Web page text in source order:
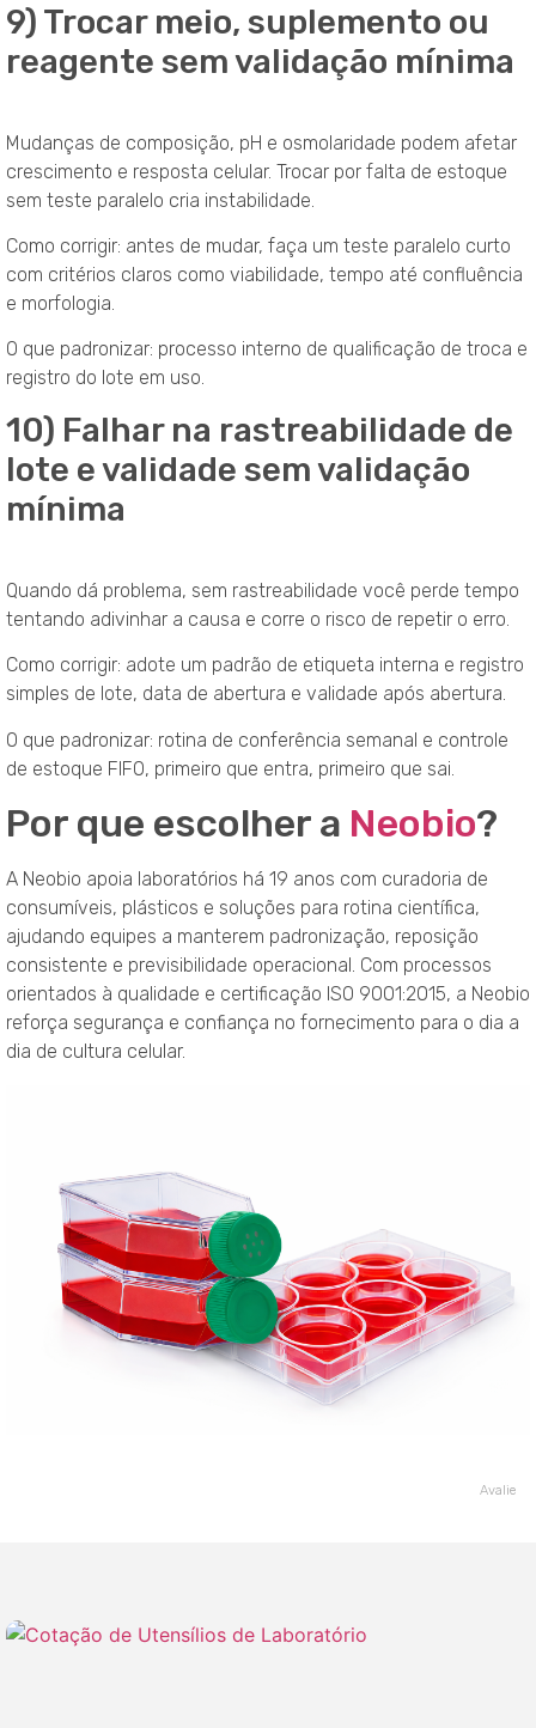
9) Trocar meio, suplemento ou
reagente sem validação mínima
Mudanças de composição, pH e osmolaridade podem afetar
crescimento e resposta celular. Trocar por falta de estoque
sem teste paralelo cria instabilidade.
Como corrigir: antes de mudar, faça um teste paralelo curto
com critérios claros como viabilidade, tempo até confluência
e morfologia.
O que padronizar: processo interno de qualificação de troca e
registro do lote em uso.
10) Falhar na rastreabilidade de
lote e validade sem validação
mínima
Quando dá problema, sem rastreabilidade você perde tempo
tentando adivinhar a causa e corre o risco de repetir o erro.
Como corrigir: adote um padrão de etiqueta interna e registro
simples de lote, data de abertura e validade após abertura.
O que padronizar: rotina de conferência semanal e controle
de estoque FIFO, primeiro que entra, primeiro que sai.
Por que escolher a Neobio?
A Neobio apoia laboratórios há 19 anos com curadoria de
consumíveis, plásticos e soluções para rotina científica,
ajudando equipes a manterem padronização, reposição
consistente e previsibilidade operacional. Com processos
orientados à qualidade e certificação ISO 9001:2015, a Neobio
reforça segurança e confiança no fornecimento para o dia a
dia de cultura celular.
Avalie